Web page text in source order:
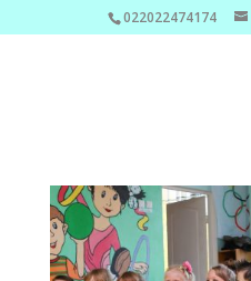
022022474174